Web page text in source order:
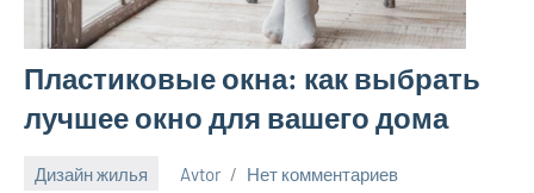
Пластиковые окна: как выбрать
лучшее окно для вашего дома
Дизайн жилья Avtor Нет комментариев